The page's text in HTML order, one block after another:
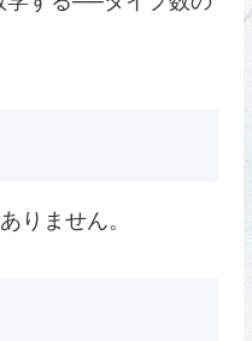
りません。